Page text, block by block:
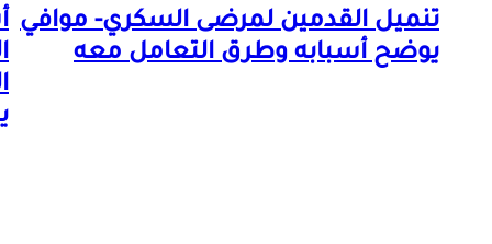
تنميل القدمين لمرضى السكري- موافي
يوضح أسبابه وطرق التعامل معه